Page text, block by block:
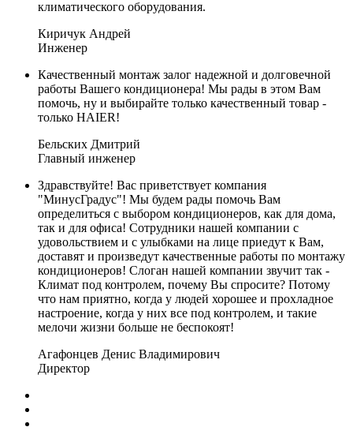
климатического оборудования.
Киричук Андрей
Инженер
Качественный монтаж залог надежной и долговечной
работы Вашего кондиционера! Мы рады в этом Вам
помочь, ну и выбирайте только качественный товар -
только HAIER!
Бельских Дмитрий
Главный инженер
Здравствуйте! Вас приветствует компания
"МинусГрадус"! Мы будем рады помочь Вам
определиться с выбором кондиционеров, как для дома,
так и для офиса! Сотрудники нашей компании с
удовольствием и с улыбками на лице приедут к Вам,
доставят и произведут качественные работы по монтажу
кондиционеров! Слоган нашей компании звучит так -
Климат под контролем, почему Вы спросите? Потому
что нам приятно, когда у людей хорошее и прохладное
настроение, когда у них все под контролем, и такие
мелочи жизни больше не беспокоят!
Агафонцев Денис Владимирович
Директор